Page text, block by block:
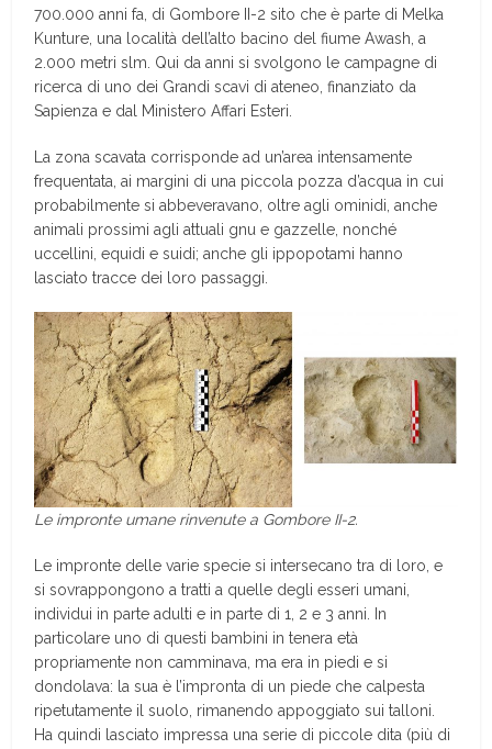
700.000 anni fa, di Gombore II-2 sito che è parte di Melka
Kunture, una località dell’alto bacino del fiume Awash, a
2.000 metri slm. Qui da anni si svolgono le campagne di
ricerca di uno dei Grandi scavi di ateneo, finanziato da
Sapienza e dal Ministero Affari Esteri.
La zona scavata corrisponde ad un’area intensamente
frequentata, ai margini di una piccola pozza d’acqua in cui
probabilmente si abbeveravano, oltre agli ominidi, anche
animali prossimi agli attuali gnu e gazzelle, nonché
uccellini, equidi e suidi; anche gli ippopotami hanno
lasciato tracce dei loro passaggi.
Le impronte umane rinvenute a Gombore II-2.
Le impronte delle varie specie si intersecano tra di loro, e
si sovrappongono a tratti a quelle degli esseri umani,
individui in parte adulti e in parte di 1, 2 e 3 anni. In
particolare uno di questi bambini in tenera età
propriamente non camminava, ma era in piedi e si
dondolava: la sua è l’impronta di un piede che calpesta
ripetutamente il suolo, rimanendo appoggiato sui talloni.
Ha quindi lasciato impressa una serie di piccole dita (più di